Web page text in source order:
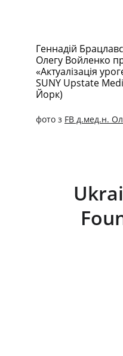
Геннадій
Олегу Войленко
«Актуалізація
SUNY Upstate
Йорк)
фото з FB д.мед.н.